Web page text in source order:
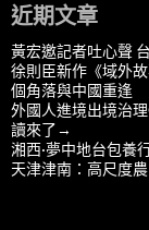
近期文章
黃宏邀記者吐心聲
徐則臣新作《域外
個角落與中國重逢
外國人進境出境治
讀來了→
湘西·夢中地台包養
天津津南：高尺度